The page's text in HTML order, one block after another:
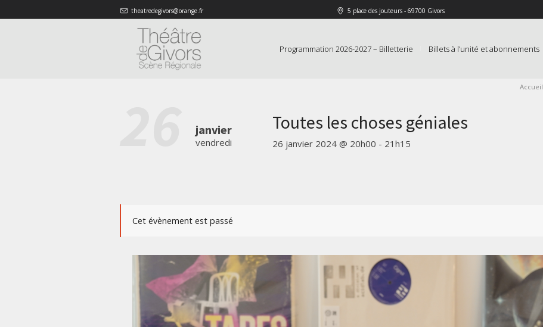
theatredegivors@orange.fr 5 place des jouteurs - 69700 Givors
Programmation 2026-2027 – Billetterie Billets à l’unité et abonnements
Accueil
janvier
vendredi
Toutes les choses géniales
26 janvier 2024 @ 20h00 - 21h15
Cet évènement est passé